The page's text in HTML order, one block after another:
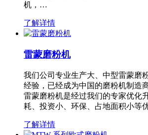
机，…
了解详情
雷蒙磨粉机
我们公司专业生产大、中型雷蒙磨
经验，已经成为中国的磨粉机制造
雷蒙磨粉机是经过我们的专家优化
耗、投资小、环保、占地面积小等
了解详情